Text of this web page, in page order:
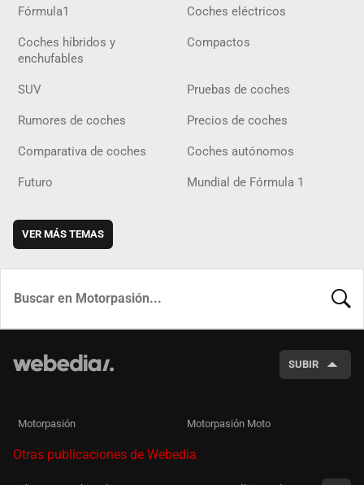
Fórmula1 Coches eléctricos
Coches híbridos y
enchufables
Compactos
SUV Pruebas de coches
Rumores de coches Precios de coches
Comparativa de coches Coches autónomos
Futuro Mundial de Fórmula 1
VER MÁS TEMAS
SUBIR
Motorpasión Motorpasión Moto
Otras publicaciones de Webedia